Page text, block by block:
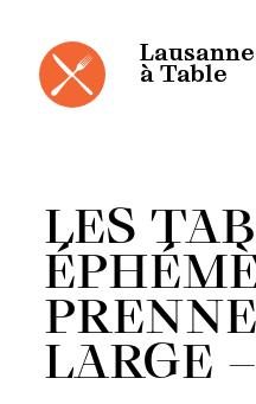
contenu
Lausanne
à Table
LES
LARGE